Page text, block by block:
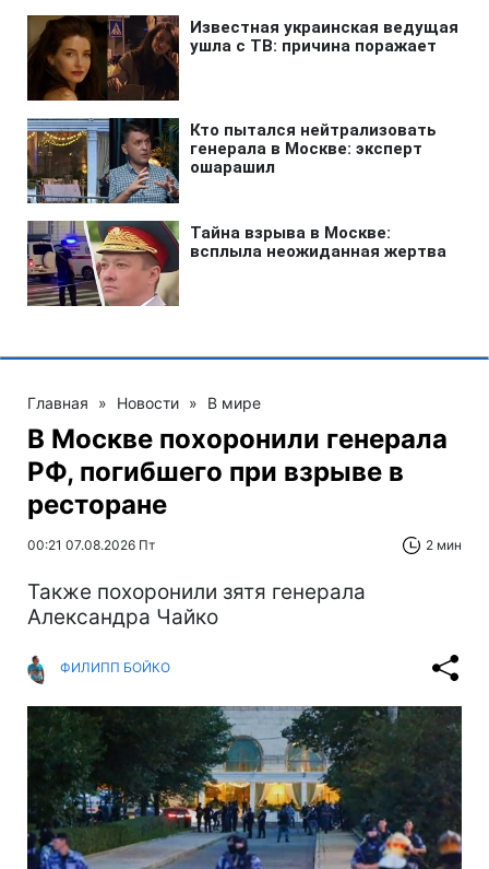
Главная » Новости » В мире
В Москве похоронили генерала
РФ, погибшего при взрыве в
ресторане
00:21 07.08.2026 Пт 2 мин
Также похоронили зятя генерала
Александра Чайко
ФИЛИПП БОЙКО